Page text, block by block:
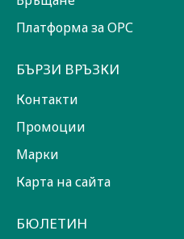
Платформа за ОРС
БЪРЗИ ВРЪЗКИ
Контакти
Промоции
Марки
Карта на сайта
БЮЛЕТИН